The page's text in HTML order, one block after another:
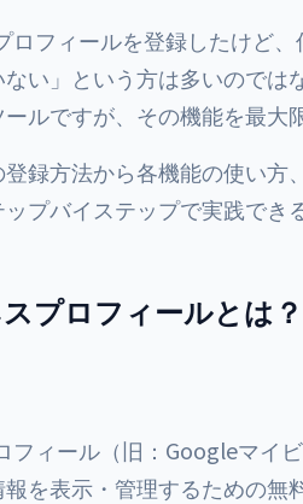
ロフィールを登録したけど
い」という方は多いので
ルですが、その機能を最大
録方法から各機能の使い方
プバイステップで実践でき
プロフィールとは？
フィール（旧：Googleマイ
を表示・管理するための